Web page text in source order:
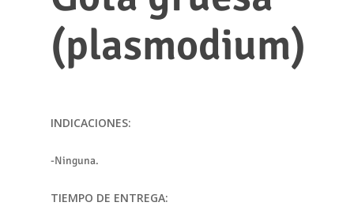
(plasmodium)
INDICACIONES:
-Ninguna.
TIEMPO DE ENTREGA: